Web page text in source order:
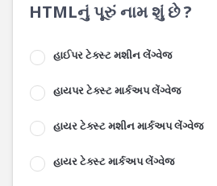
HTMLનું પૂરું નામ શું છે ?
હાઈપર ટેક્સ્ટ મશીન લેંગ્વેજ
હાયપર ટેક્સ્ટ માર્કઅપ લેંગ્વેજ
હાયર ટેક્સ્ટ મશીન માર્કઅપ લેંગ્વેજ
હાયર ટેક્સ્ટ માર્કઅપ લેંગ્વેજ